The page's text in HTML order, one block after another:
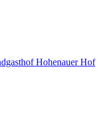
Hohenauer Hof